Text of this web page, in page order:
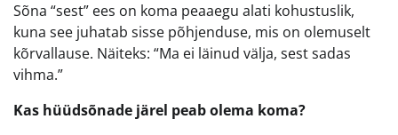
Sõna “sest” ees on koma peaaegu alati kohustuslik,
kuna see juhatab sisse põhjenduse, mis on olemuselt
kõrvallause. Näiteks: “Ma ei läinud välja, sest sadas
vihma.”
Kas hüüdsõnade järel peab olema koma?